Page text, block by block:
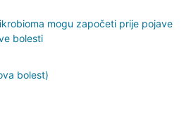
mogu započeti prije pojave
bolesti
bolest)